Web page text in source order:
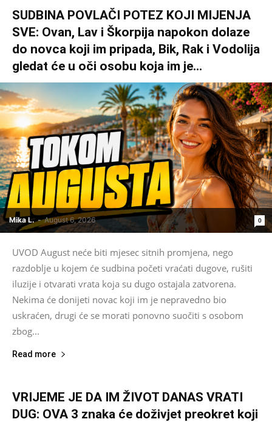
SUDBINA POVLAČI POTEZ KOJI MIJENJA
SVE: Ovan, Lav i Škorpija napokon dolaze
do novca koji im pripada, Bik, Rak i Vodolija
gledat će u oči osobu koja im je...
Mika L. - August 6, 2026 0
UVOD August neće biti mjesec sitnih promjena, nego
razdoblje u kojem će sudbina početi vraćati dugove, rušiti
iluzije i otvarati vrata koja su dugo ostajala zatvorena.
Nekima će donijeti novac koji im je nepravedno bio
uskraćen, drugi će se morati ponovno suočiti s osobom
zbog...
Read more
VRIJEME JE DA IM ŽIVOT DANAS VRATI
DUG: OVA 3 znaka će doživjet preokret koji